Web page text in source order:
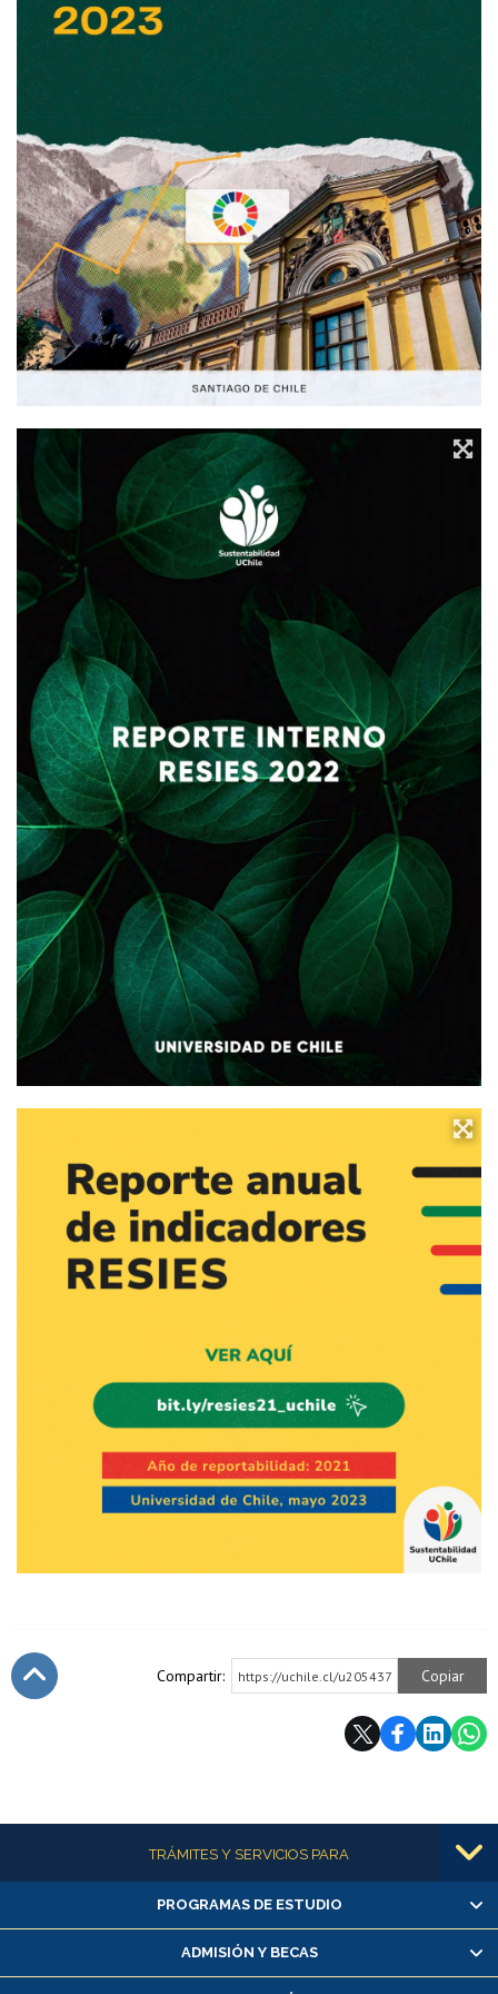
Compartir: https://uchile.cl/u205437 Copiar
Más informaciónTRÁMITES Y SERVICIOS PARA
Alumnas/os y exalumnas/os
Matrícula en línea
Inscripción y cambio de asignaturas
PROGRAMAS DE ESTUDIO
ADMISIÓN Y BECAS